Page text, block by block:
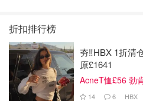
展品超酷：有传奇歌手的童年吉
影，还有沉浸式声音体验！
4️⃣ 舞台魔法！埃斯·德夫林装置
▪️展览地点：设计博物馆
折扣排行榜
夯‼️HBX 1折清
原£1641
AcneT恤£56 勃
14 6 HBX